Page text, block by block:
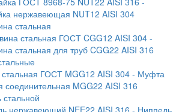
нержавеющая NUT12 AISI 304
стальная
стальная ГОСТ CGG12 AISI 304 -
стальная для труб CGG22 AISI 316
ГОСТ MGG12 AISI 304 - Муфта
соединительная MGG22 AISI 316